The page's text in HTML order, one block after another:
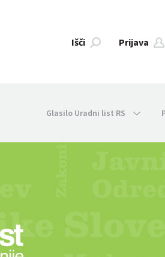
Išči Prijava
Glasilo Uradni list RS